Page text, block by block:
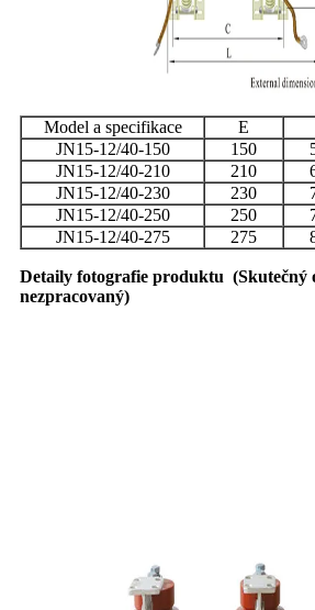
Model a specifikace E
JN15-12/40-150
150
JN15-12/40-210
210
JN15-12/40-230
230
JN15-12/40-250
250
JN15-12/40-275
275
Detaily fotografie produktu (Skutečný
nezpracovaný)